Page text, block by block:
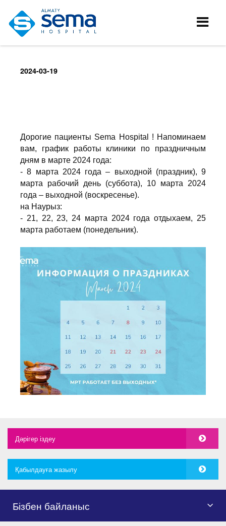
2024-03-19
Дорогие пациенты Sema Hospital ! Напоминаем
вам, график работы клиники по праздничным
дням в марте 2024 года:
- 8 марта 2024 года – выходной (праздник), 9
марта рабочий день (суббота), 10 марта 2024
года – выходной (воскресенье).
на Наурыз:
- 21, 22, 23, 24 марта 2024 года отдыхаем, 25
марта работаем (понедельник).
Дәрігер іздеу
Қабылдауға жазылу
Бізбен байланыс